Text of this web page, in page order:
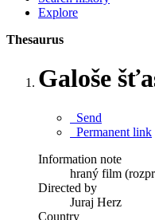
Explore
Thesaurus
Galoše
Send
Permanent link
Information note
hraný film
Directed by
Juraj Herz
Country